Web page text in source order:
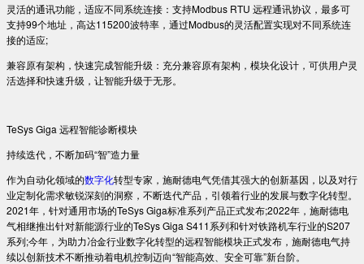
灵活的通讯功能，适应不同系统连接：支持Modbus RTU 远程通讯协议，最多可
支持99个地址，高达115200波特率，通过Modbus的灵活配置实现对不同系统连
接的适应;
兼容原有架构，快速完成智能升级：充分兼容原有架构，模块化设计，可供用户灵
活选择和快速升级，让智能升级于无形。
TeSys Giga 远程智能诊断模块
持续迭代，不断加码“智”造力量
作为自动化领域的数字化转型专家，施耐德电气凭借其强大的创新基因，以及对行
业定制化需求敏锐深刻的洞察，不断迭代产品，引领着行业的发展与数字化转型。
2021年，针对通用市场的TeSys Giga标准系列产品正式发布;2022年，施耐德电
气相继推出针对新能源行业的TeSys Giga S411系列和针对铁路机车行业的S207
系列;今年，为助力冶金行业数字化转型的远程智能模块正式发布，施耐德电气持
续以创新技术不断推动着电机控制迈向“智能高效、安全可靠”新台阶。